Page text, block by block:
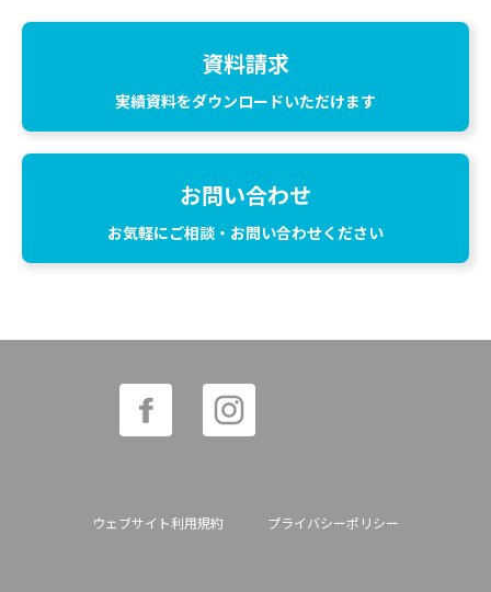
資料請求
実績資料をダウンロードいただけます
お問い合わせ
お気軽にご相談・お問い合わせください
ウェブサイト利用規約 プライバシーポリシー